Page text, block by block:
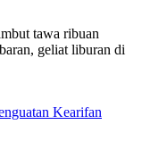
tawa ribuan
geliat liburan di
Kearifan